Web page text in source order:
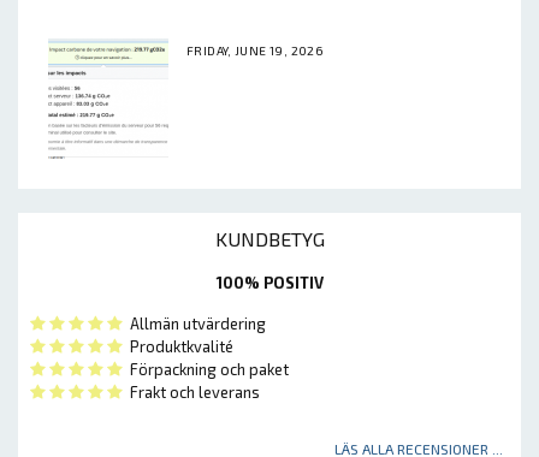
FRIDAY, JUNE 19, 2026
KUNDBETYG
100% POSITIV
Allmän utvärdering
Produktkvalité
Förpackning och paket
Frakt och leverans
LÄS ALLA RECENSIONER ...